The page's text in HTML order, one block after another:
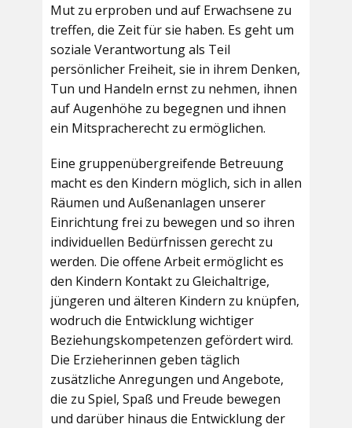
Mut zu erproben und auf Erwachsene zu
treffen, die Zeit für sie haben. Es geht um
soziale Verantwortung als Teil
persönlicher Freiheit, sie in ihrem Denken,
Tun und Handeln ernst zu nehmen, ihnen
auf Augenhöhe zu begegnen und ihnen
ein Mitspracherecht zu ermöglichen.
Eine gruppenübergreifende Betreuung
macht es den Kindern möglich, sich in allen
Räumen und Außenanlagen unserer
Einrichtung frei zu bewegen und so ihren
individuellen Bedürfnissen gerecht zu
werden. Die offene Arbeit ermöglicht es
den Kindern Kontakt zu Gleichaltrige,
jüngeren und älteren Kindern zu knüpfen,
wodruch die Entwicklung wichtiger
Beziehungskompetenzen gefördert wird.
Die Erzieherinnen geben täglich
zusätzliche Anregungen und Angebote,
die zu Spiel, Spaß und Freude bewegen
und darüber hinaus die Entwicklung der